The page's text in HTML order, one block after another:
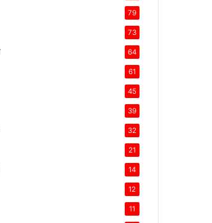
79
73
64
61
45
39
32
21
14
12
11